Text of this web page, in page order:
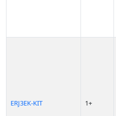
ERJ3EK-KIT 1+